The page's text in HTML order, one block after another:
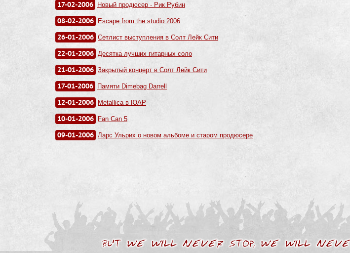
17-02-2006 Новый продюсер - Рик Рубин
08-02-2006 Escape from the studio 2006
26-01-2006 Сетлист выступления в Солт Лейк Сити
22-01-2006 Десятка лучших гитарных соло
21-01-2006 Закрытый концерт в Солт Лейк Сити
17-01-2006 Памяти Dimebag Darrell
12-01-2006 Metallica в ЮАР
10-01-2006 Fan Can 5
09-01-2006 Ларс Ульрих о новом альбоме и старом продюсере